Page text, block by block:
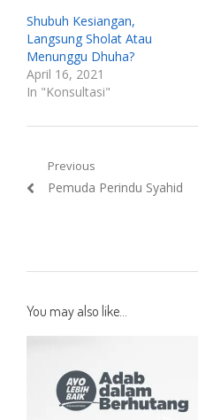
Shubuh Kesiangan,
Langsung Sholat Atau
Menunggu Dhuha?
April 16, 2021
In "Konsultasi"
Post
navigation
Previous
Previous
Pemuda Perindu Syahid
You may also like...